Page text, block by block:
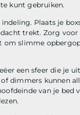
kunt gebruiken.
Plaats je
trekt. Zorg
om slimme
een sfeer die je
dimmers kunnen
van je